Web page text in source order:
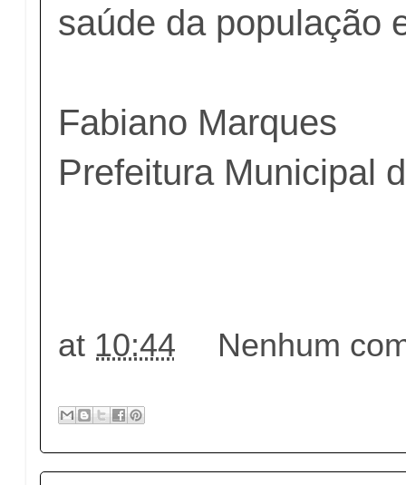
saúde da população
Fabiano Marques
Prefeitura Municipal
at 10:44 Nenhum